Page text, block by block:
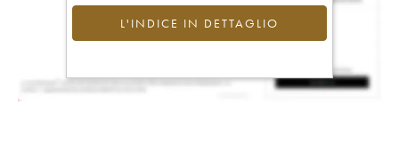
L'INDICE IN DETTAGLIO